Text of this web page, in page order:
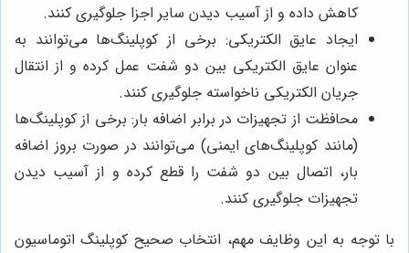
کاهش داده و از آسیب دیدن سایر اجزا جلوگیری کنند.
ایجاد عایق الکتریکی: برخی از کوپلینگ‌ها می‌توانند به
عنوان عایق الکتریکی بین دو شفت عمل کرده و از انتقال
جریان الکتریکی ناخواسته جلوگیری کنند.
محافظت از تجهیزات در برابر اضافه بار: برخی از کوپلینگ‌ها
(مانند کوپلینگ‌های ایمنی) می‌توانند در صورت بروز اضافه
بار، اتصال بین دو شفت را قطع کرده و از آسیب دیدن
تجهیزات جلوگیری کنند.
با توجه به این وظایف مهم، انتخاب صحیح کوپلینگ اتوماسیون